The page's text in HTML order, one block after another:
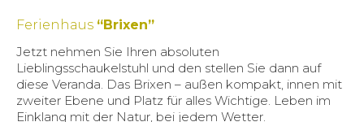
Ferienhaus “Brixen”
Jetzt nehmen Sie Ihren absoluten
Lieblingsschaukelstuhl und den stellen Sie dann auf
diese Veranda. Das Brixen – außen kompakt, innen mit
zweiter Ebene und Platz für alles Wichtige. Leben im
Einklang mit der Natur, bei jedem Wetter.